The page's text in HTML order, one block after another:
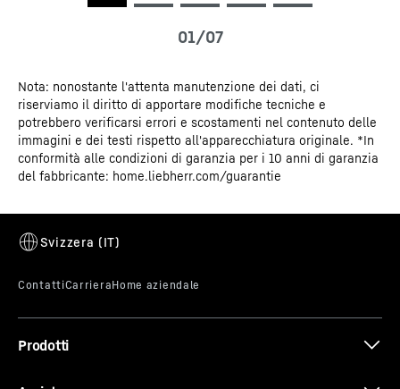
Impostazione della lingua
D'ora in poi, tra te e il tuo Liebherr non sorgeranno più
equivoci: lui parla infatti la tua lingua. Ciò è possibile
grazie all’impostazione variabile della lingua. Al
display una lingua tra le dodici a disposizione e i
comandi vengono eseguiti nella lingua scelta.
Certificato CE
Nota: nonostante l'attenta manutenzione dei dati, ci
riserviamo il diritto di apportare modifiche tecniche e
potrebbero verificarsi errori e scostamenti nel contenuto delle
immagini e dei testi rispetto all'apparecchiatura originale. *In
conformità alle condizioni di garanzia per i 10 anni di garanzia
del fabbricante: home.liebherr.com/guarantie
Prodotti